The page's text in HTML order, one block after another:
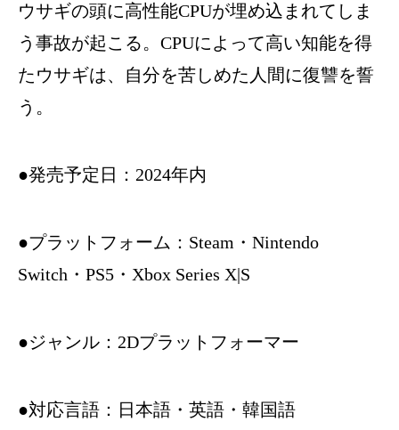
ウサギの頭に高性能CPUが埋め込まれてしま
う事故が起こる。CPUによって高い知能を得
たウサギは、自分を苦しめた人間に復讐を誓
う。
●発売予定日：2024年内
●プラットフォーム：Steam・Nintendo
Switch・PS5・Xbox Series X|S
●ジャンル：2Dプラットフォーマー
●対応言語：日本語・英語・韓国語